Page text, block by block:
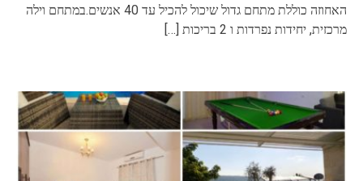
האחוזה כוללת מתחם גדול שיכול להכיל עד 40 אנשים.במתחם וילה
מרכזית, יחידות נפרדות ו 2 בריכות
[…]